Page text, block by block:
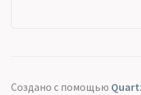
Создано с помощью